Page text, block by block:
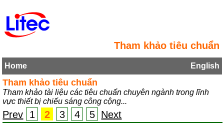
Tham khảo tiêu chuẩn
Home English
Tham khảo tiêu chuẩn
Tham khảo tài liệu các tiêu chuẩn chuyên ngành trong lĩnh
vực thiết bị chiếu sáng công cộng...
Prev 1 2 3 4 5 Next